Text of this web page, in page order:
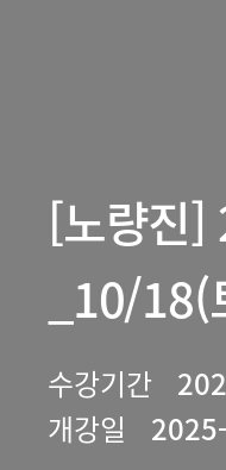
[노량진]
_10/
수강기간
개강일